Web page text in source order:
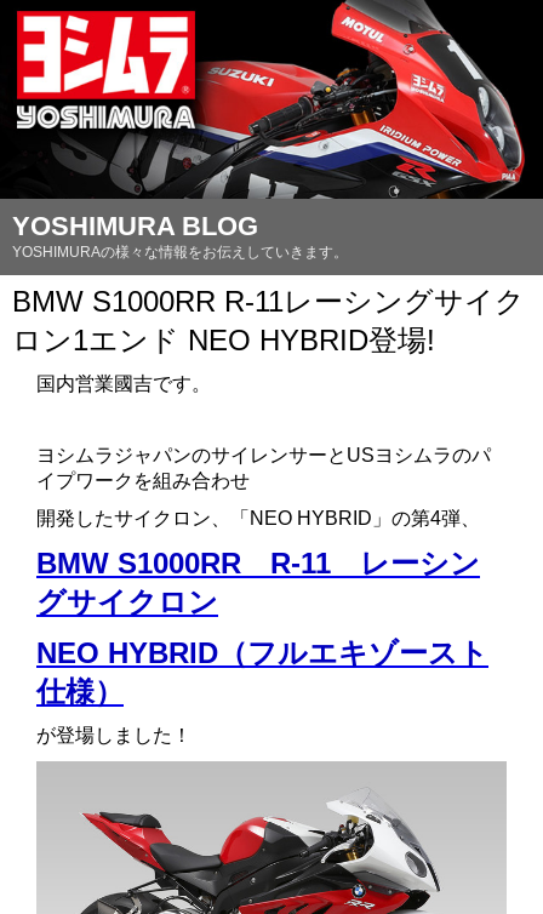
YOSHIMURA BLOG
YOSHIMURAの様々な情報をお伝えしていきます。
BMW S1000RR R-11レーシングサイク
ロン1エンド NEO HYBRID登場!
国内営業國吉です。
ヨシムラジャパンのサイレンサーとUSヨシムラのパ
イプワークを組み合わせ
開発したサイクロン、「NEO HYBRID」の第4弾、
BMW S1000RR R-11 レーシン
グサイクロン
NEO HYBRID（フルエキゾースト
仕様）
が登場しました！